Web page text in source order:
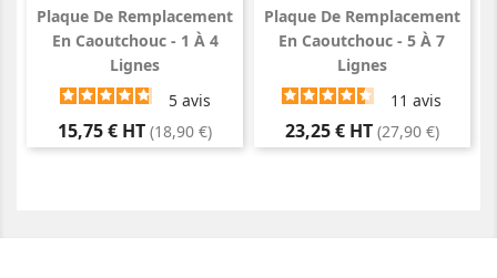
Plaque De Remplacement
En Caoutchouc - 1 À 4
Lignes
5 avis
Prix
15,75 € HT (18,90 €)
Plaque De Remplacement
En Caoutchouc - 5 À 7
Lignes
11avis
Prix
23,25 € HT (27,90 €)